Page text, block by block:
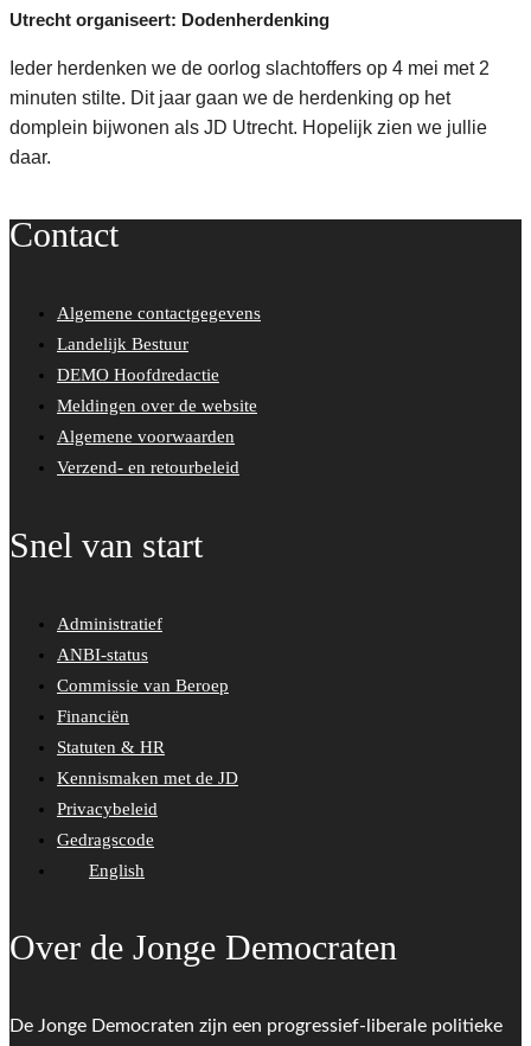
Utrecht organiseert: Dodenherdenking
Ieder herdenken we de oorlog slachtoffers op 4 mei met 2
minuten stilte. Dit jaar gaan we de herdenking op het
domplein bijwonen als JD Utrecht. Hopelijk zien we jullie
daar.
Contact
Algemene contactgegevens
Landelijk Bestuur
DEMO Hoofdredactie
Meldingen over de website
Algemene voorwaarden
Verzend- en retourbeleid
Snel van start
Administratief
ANBI-status
Commissie van Beroep
Financiën
Statuten & HR
Kennismaken met de JD
Privacybeleid
Gedragscode
English
Over de Jonge Democraten
De Jonge Democraten zijn een progressief-liberale politieke